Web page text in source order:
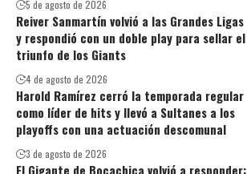
5 de agosto de 2026
Reiver Sanmartín volvió a las Grandes Ligas
y respondió con un doble play para sellar el
triunfo de los Giants
4 de agosto de 2026
Harold Ramírez cerró la temporada regular
como líder de hits y llevó a Sultanes a los
playoffs con una actuación descomunal
3 de agosto de 2026
El Gigante de Bocachica volvió a responder: